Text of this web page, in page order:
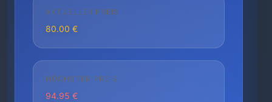
AKTUELLER PREIS
80.00 €
HÖCHSTER PREIS
94.95 €